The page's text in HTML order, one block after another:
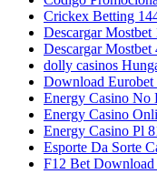
Crickex Betting
Descargar Mostbet
Descargar Mostbet
dolly casinos
Download Eurobet
Energy Casino No
Energy Casino
Energy Casino Pl
Esporte Da Sorte
F12 Bet Download